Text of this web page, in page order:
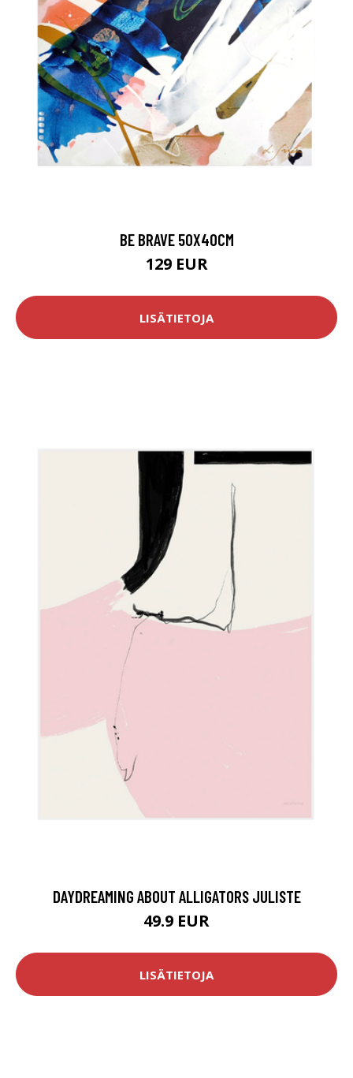
BE BRAVE 50X40CM
129 EUR
LISÄTIETOJA
DAYDREAMING ABOUT ALLIGATORS JULISTE
49.9 EUR
LISÄTIETOJA